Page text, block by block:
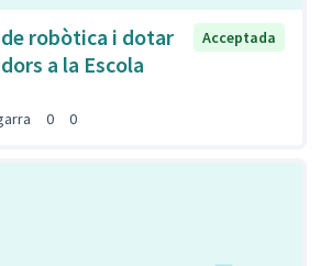
robòtica i dotar
a la Escola
Acceptada
0 0